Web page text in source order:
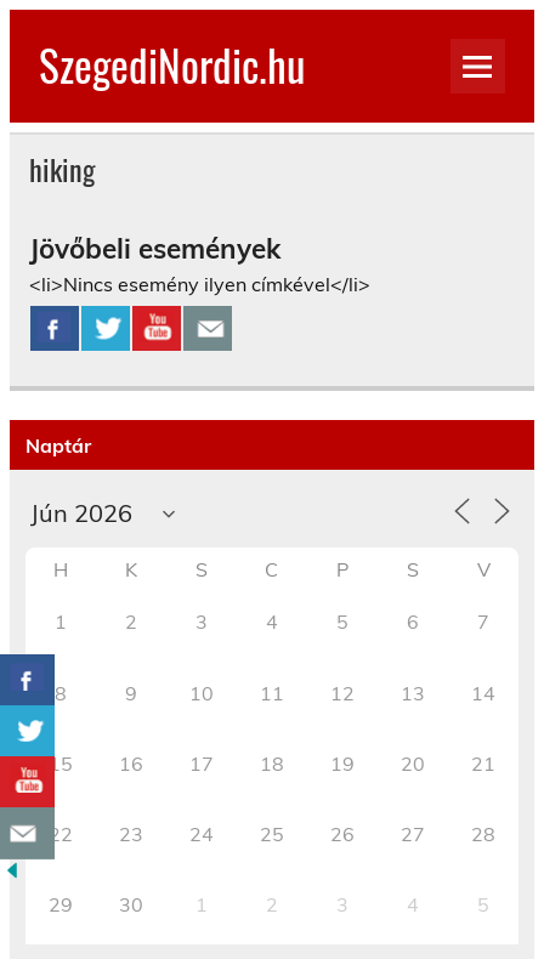
Skip
contentSzegediNordic.hu
hiking
Jövőbeli események
<li>Nincs esemény ilyen címkével</li>
Naptár
H K S C P S V
1 2 3 4 5 6 7
8 9 10 11 12 13 14
15 16 17 18 19 20 21
22 23 24 25 26 27 28
29 30 1 2 3 4 5